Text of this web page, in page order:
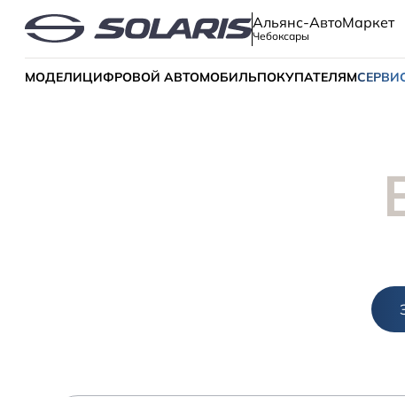
Альянс-АвтоМаркет
Чебоксары
МОДЕЛИЦИФРОВОЙ АВТОМОБИЛЬПОКУПАТЕЛЯМ